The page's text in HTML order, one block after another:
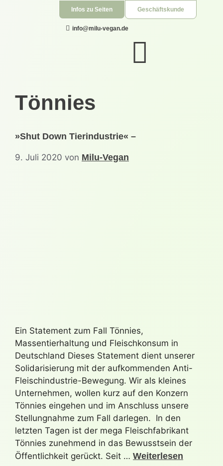
+49 151 500 382 19
info@milu-vegan.de
Infos zu Seiten Geschäftskunde
Tönnies
»Shut Down Tierindustrie« –
9. Juli 2020 von Milu-Vegan
Ein Statement zum Fall Tönnies,
Massentierhaltung und Fleischkonsum in
Deutschland Dieses Statement dient unserer
Solidarisierung mit der aufkommenden Anti-
Fleischindustrie-Bewegung. Wir als kleines
Unternehmen, wollen kurz auf den Konzern
Tönnies eingehen und im Anschluss unsere
Stellungnahme zum Fall darlegen. In den
letzten Tagen ist der mega Fleischfabrikant
Tönnies zunehmend in das Bewusstsein der
Öffentlichkeit gerückt. Seit … Weiterlesen